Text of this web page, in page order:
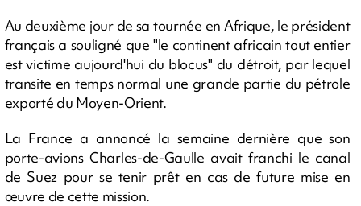
Au deuxième jour de sa tournée en Afrique, le président
français a souligné que "le continent africain tout entier
est victime aujourd'hui du blocus" du détroit, par lequel
transite en temps normal une grande partie du pétrole
exporté du Moyen-Orient.
La France a annoncé la semaine dernière que son
porte-avions Charles-de-Gaulle avait franchi le canal
de Suez pour se tenir prêt en cas de future mise en
œuvre de cette mission.